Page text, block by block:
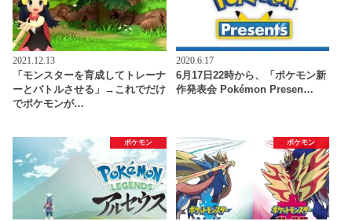
2021.12.13
「モンスターを育成してトレーナ
ーとバトルさせる」→これでだけ
でポケモンが…
2020.6.17
6月17日22時から、「ポケモン新
作発表会 Pokémon Presen…
ポケモン ポケモン